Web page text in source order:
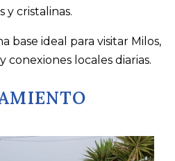
y cristalinas.
base ideal para visitar Milos,
conexiones locales diarias.